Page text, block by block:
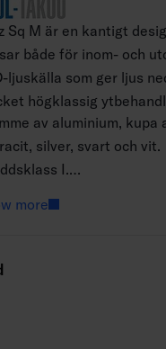
Sq M är en kantigt
både för inom- och
ljuskälla som ger ljus
högklassig
av aluminium, kupa
silver, svart och vit.
I.
LED 16W / 1590–1790 lm.
more